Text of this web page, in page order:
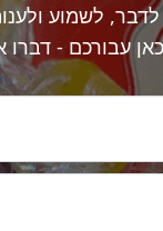
לדבר, לשמוע
עבורכם - דברו